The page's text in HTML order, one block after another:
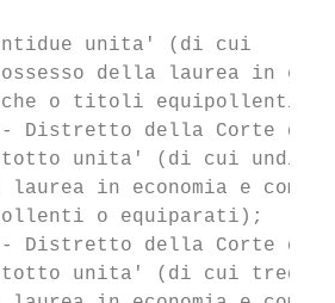
unita' (di cui
della laurea in
o titoli equipollenti o
Distretto della Corte di
unita' (di cui
laurea in economia e
o equiparati);
Distretto della Corte di
unita' (di cui